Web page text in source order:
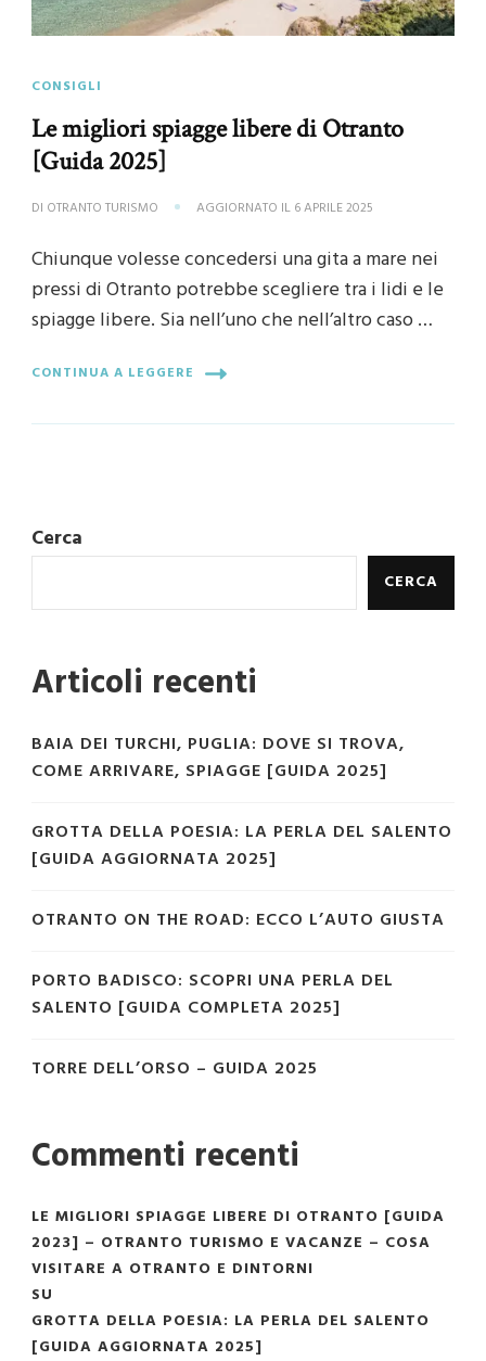
CONSIGLI
Le migliori spiagge libere di Otranto
[Guida 2025]
DI OTRANTO TURISMO AGGIORNATO IL 6 APRILE 2025
Chiunque volesse concedersi una gita a mare nei
pressi di Otranto potrebbe scegliere tra i lidi e le
spiagge libere. Sia nell’uno che nell’altro caso …
CONTINUA A LEGGERE
Cerca
CERCA
Articoli recenti
BAIA DEI TURCHI, PUGLIA: DOVE SI TROVA,
COME ARRIVARE, SPIAGGE [GUIDA 2025]
GROTTA DELLA POESIA: LA PERLA DEL SALENTO
[GUIDA AGGIORNATA 2025]
OTRANTO ON THE ROAD: ECCO L’AUTO GIUSTA
PORTO BADISCO: SCOPRI UNA PERLA DEL
SALENTO [GUIDA COMPLETA 2025]
TORRE DELL’ORSO – GUIDA 2025
Commenti recenti
LE MIGLIORI SPIAGGE LIBERE DI OTRANTO [GUIDA
2023] – OTRANTO TURISMO E VACANZE – COSA
VISITARE A OTRANTO E DINTORNI
SU
GROTTA DELLA POESIA: LA PERLA DEL SALENTO
[GUIDA AGGIORNATA 2025]